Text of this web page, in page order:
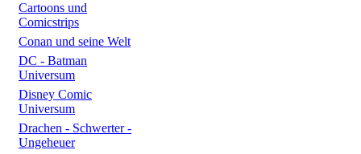
Cartoons und
Comicstrips
Conan und seine Welt
DC - Batman
Universum
Disney Comic
Universum
Drachen - Schwerter -
Ungeheuer